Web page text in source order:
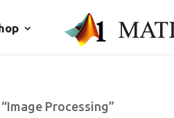
Processing”